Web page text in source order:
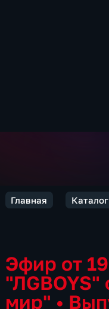
Главная Каталог
Эфир от
"ЛGBOYS"
мир" •